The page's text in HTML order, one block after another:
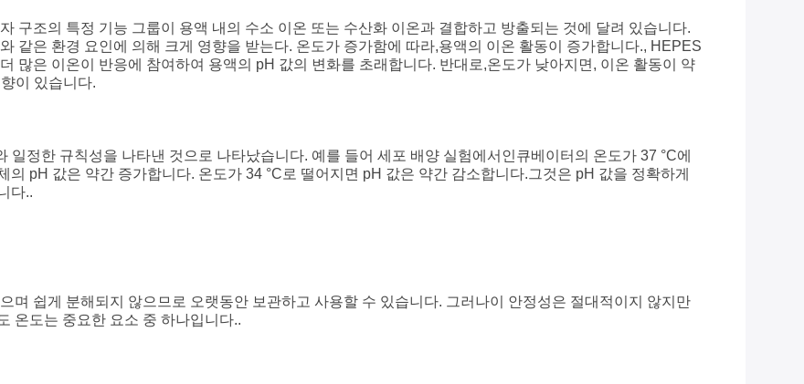
구조의 특정 기능 그룹이 용액 내의 수소 이온 또는 수산화 이온과 결합하고 방출되는 것에 달려 있습니다.
같은 환경 요인에 의해 크게 영향을 받는다. 온도가 증가함에 따라,용액의 이온 활동이 증가합니다., HEPES
많은 이온이 반응에 참여하여 용액의 pH 값의 변화를 초래합니다. 반대로,온도가 낮아지면, 이온 활동이 약
이 있습니다.
정한 규칙성을 나타낸 것으로 나타났습니다. 예를 들어 세포 배양 실험에서인큐베이터의 온도가 37 °C에
pH 값은 약간 증가합니다. 온도가 34 °C로 떨어지면 pH 값은 약간 감소합니다.그것은 pH 값을 정확하게
다..
며 쉽게 분해되지 않으므로 오랫동안 보관하고 사용할 수 있습니다. 그러나이 안정성은 절대적이지 않지만
온도는 중요한 요소 중 하나입니다..